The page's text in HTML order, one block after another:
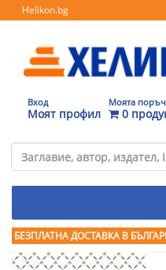
Helikon.bg
Вход
Моят профил
Моята
0
БЕЗПЛАТНА ДОСТАВКА В